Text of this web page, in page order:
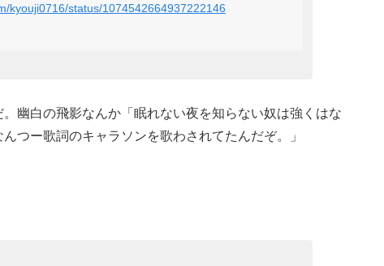
kyouji0716/status/1074542664937222146
。幽白の飛影なんか「眠れない夜を知らない奴は強くはな
つー歌詞のキャラソンを歌わされてたんだぞ。」